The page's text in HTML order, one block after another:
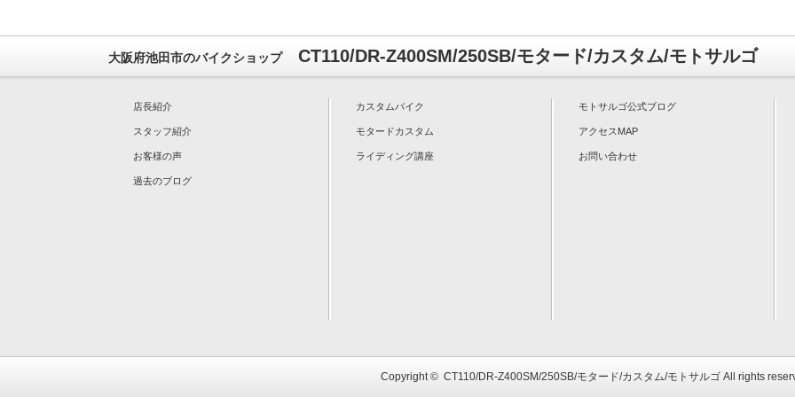
大阪府池田市のバイクショップ CT110/DR-Z400SM/250SB/モタード/カスタム/モトサルゴ
店長紹介
スタッフ紹介
お客様の声
過去のブログ
カスタムバイク
モタードカスタム
ライディング講座
モトサルゴ公式ブログ
アクセスMAP
お問い合わせ
Copyright © CT110/DR-Z400SM/250SB/モタード/カスタム/モトサルゴAll rights